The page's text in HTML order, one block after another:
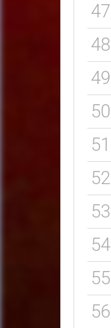
47
48
49
50
51
52
53
54
55
56